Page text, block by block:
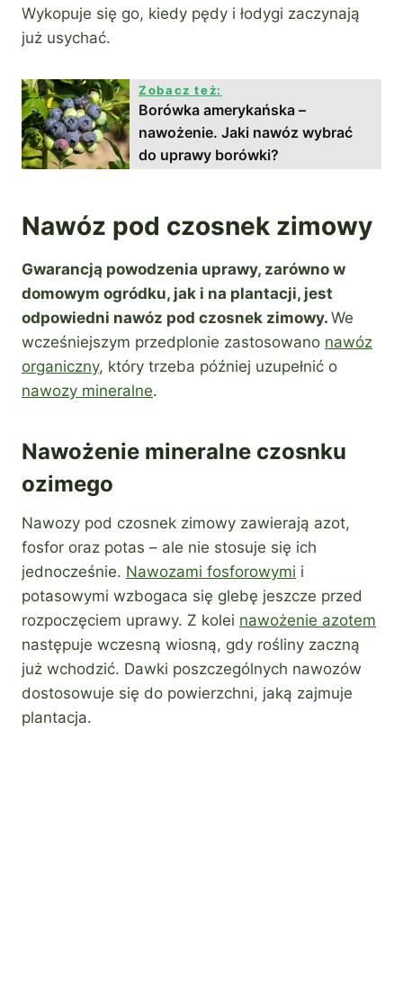
Wykopuje się go, kiedy pędy i łodygi zaczynają
już usychać.
Zobacz też:
Borówka amerykańska –
nawożenie. Jaki nawóz wybrać
do uprawy borówki?
Nawóz pod czosnek zimowy
Gwarancją powodzenia uprawy, zarówno w
domowym ogródku, jak i na plantacji, jest
odpowiedni nawóz pod czosnek zimowy. We
wcześniejszym przedplonie zastosowano nawóz
organiczny, który trzeba później uzupełnić o
nawozy mineralne.
Nawożenie mineralne czosnku
ozimego
Nawozy pod czosnek zimowy zawierają azot,
fosfor oraz potas – ale nie stosuje się ich
jednocześnie. Nawozami fosforowymi i
potasowymi wzbogaca się glebę jeszcze przed
rozpoczęciem uprawy. Z kolei nawożenie azotem
następuje wczesną wiosną, gdy rośliny zaczną
już wchodzić. Dawki poszczególnych nawozów
dostosowuje się do powierzchni, jaką zajmuje
plantacja.